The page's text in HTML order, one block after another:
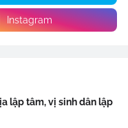
Instagram
lập tâm, vị sinh dân lập